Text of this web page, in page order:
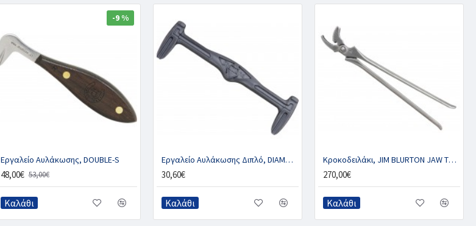
-9 %
Εργαλείο Αυλάκωσης, DOUBLE-S
48,00€ 53,00€
Καλάθι
Εργαλείο Αυλάκωσης Διπλό, DIAMOND
30,60€
Καλάθι
Κροκοδειλάκι, JIM BLURTON JAW TYPE
270,00€
Καλάθι